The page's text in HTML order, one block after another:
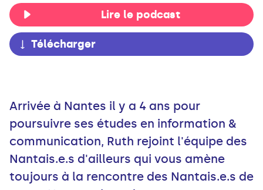
Lire le podcast
Télécharger
Arrivée à Nantes il y a 4 ans pour
poursuivre ses études en information &
communication, Ruth rejoint l'équipe des
Nantais.e.s d'ailleurs qui vous amène
toujours à la rencontre des Nantais.e.s de